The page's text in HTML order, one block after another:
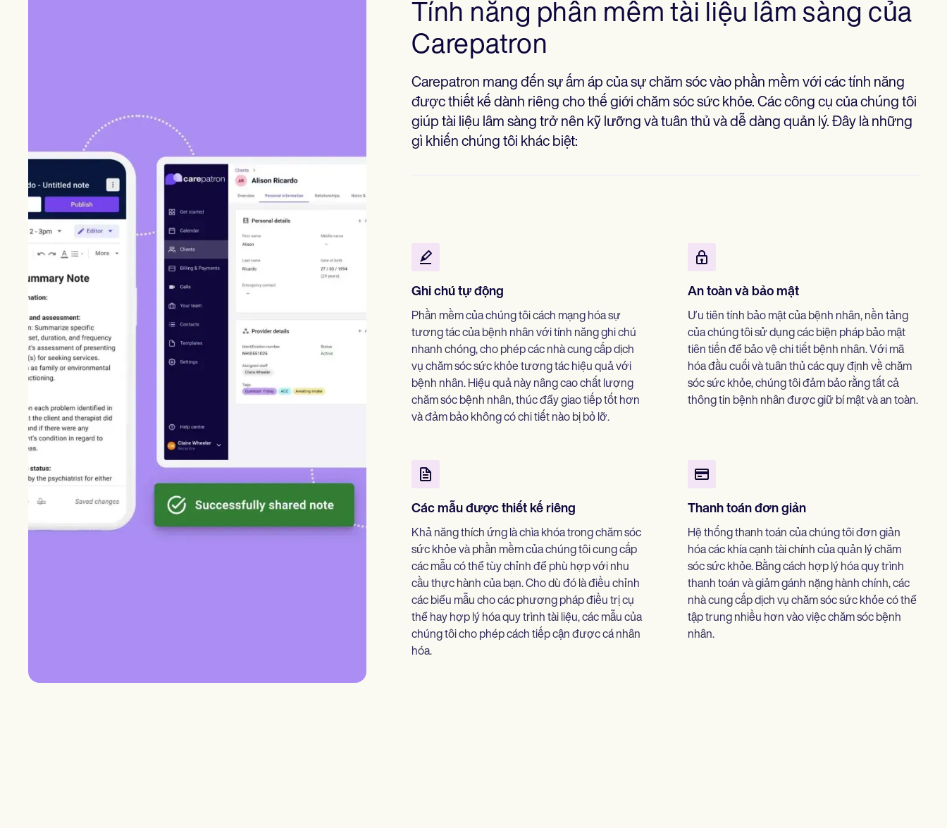
Tính năng phần mềm tài liệu lâm sàng của
Carepatron
Carepatron mang đến sự ấm áp của sự chăm sóc vào phần mềm với các tính năng
được thiết kế dành riêng cho thế giới chăm sóc sức khỏe. Các công cụ của chúng tôi
giúp tài liệu lâm sàng trở nên kỹ lưỡng và tuân thủ và dễ dàng quản lý. Đây là những
gì khiến chúng tôi khác biệt:
Ghi chú tự động
Phần mềm của chúng tôi cách mạng hóa sự
tương tác của bệnh nhân với tính năng ghi chú
nhanh chóng, cho phép các nhà cung cấp dịch
vụ chăm sóc sức khỏe tương tác hiệu quả với
bệnh nhân. Hiệu quả này nâng cao chất lượng
chăm sóc bệnh nhân, thúc đẩy giao tiếp tốt hơn
và đảm bảo không có chi tiết nào bị bỏ lỡ.
An toàn và bảo mật
Ưu tiên tính bảo mật của bệnh nhân, nền tảng
của chúng tôi sử dụng các biện pháp bảo mật
tiên tiến để bảo vệ chi tiết bệnh nhân. Với mã
hóa đầu cuối và tuân thủ các quy định về chăm
sóc sức khỏe, chúng tôi đảm bảo rằng tất cả
thông tin bệnh nhân được giữ bí mật và an toàn.
Các mẫu được thiết kế riêng
Khả năng thích ứng là chìa khóa trong chăm sóc
sức khỏe và phần mềm của chúng tôi cung cấp
các mẫu có thể tùy chỉnh để phù hợp với nhu
cầu thực hành của bạn. Cho dù đó là điều chỉnh
các biểu mẫu cho các phương pháp điều trị cụ
thể hay hợp lý hóa quy trình tài liệu, các mẫu của
chúng tôi cho phép cách tiếp cận được cá nhân
hóa.
Thanh toán đơn giản
Hệ thống thanh toán của chúng tôi đơn giản
hóa các khía cạnh tài chính của quản lý chăm
sóc sức khỏe. Bằng cách hợp lý hóa quy trình
thanh toán và giảm gánh nặng hành chính, các
nhà cung cấp dịch vụ chăm sóc sức khỏe có thể
tập trung nhiều hơn vào việc chăm sóc bệnh
nhân.